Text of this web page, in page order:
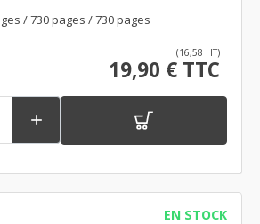
/ 730 pages / 730 pages
(16,58 HT)
19,90 € TTC

EN STOCK